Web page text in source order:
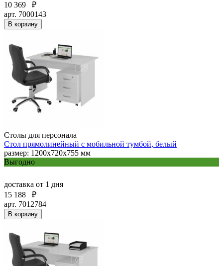
10 369
₽
арт. 7000143
В корзину
Столы для персонала
Стол прямолинейный с мобильной тумбой, белый
размер: 1200х720х755 мм
Выгодно
доставка от 1 дня
15 188
₽
арт. 7012784
В корзину